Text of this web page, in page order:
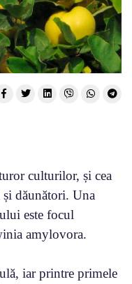
culturilor, și cea
dăunători. Una
este focul
amylovora.
iar printre primele